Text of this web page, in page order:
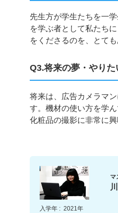
先生方が学生たちを一
を学ぶ者として私たち
をくださるのを、とて
Q3.将来の夢・やりた
将来は、広告カメラマ
す。機材の使い方を学
化粧品の撮影に非常に興
マ
入学年 : 2021年